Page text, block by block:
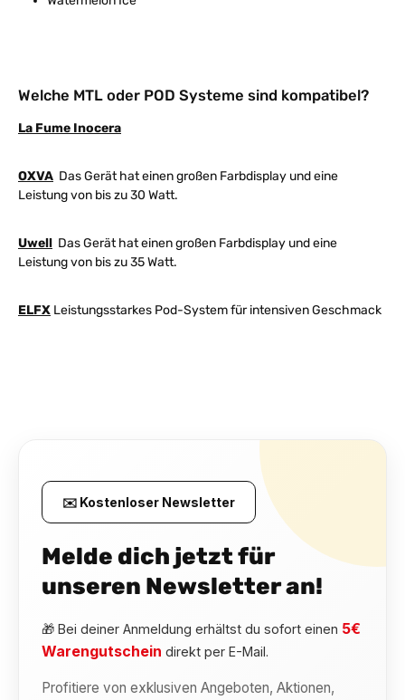
Welche MTL oder POD Systeme sind kompatibel?
La Fume Inocera
OXVA Das Gerät hat einen großen Farbdisplay und eine
Leistung von bis zu 30 Watt.
Uwell Das Gerät hat einen großen Farbdisplay und eine
Leistung von bis zu 35 Watt.
ELFX Leistungsstarkes Pod-System für intensiven Geschmack
✉️ Kostenloser Newsletter
Melde dich jetzt für
unseren Newsletter an!
🎁 Bei deiner Anmeldung erhältst du sofort einen 5€
Warengutschein direkt per E-Mail.
Profitiere von exklusiven Angeboten, Aktionen,